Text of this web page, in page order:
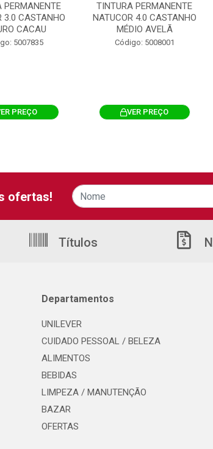
PERMANENTE
3.0 CASTANHO
CACAU
5007835
PREÇO
TINTURA PERMANENTE
NATUCOR 4.0 CASTANHO
MÉDIO AVELÃ
Código: 5008001
VER PREÇO
ofertas!
Títulos
Departamentos
UNILEVER
CUIDADO PESSOAL / BELEZA
ALIMENTOS
BEBIDAS
LIMPEZA / MANUTENÇÃO
BAZAR
OFERTAS